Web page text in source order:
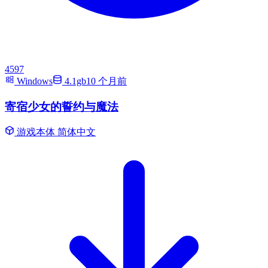
4597
Windows
4.1gb10 个月前
寄宿少女的誓约与魔法
游戏本体 简体中文